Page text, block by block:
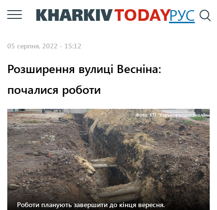
Перейти
до
РУС
05 серпня, 2022 - 15:12
Розширення вулиці Весніна:
почалися роботи
Фото: КП "Харьковводоканал"
Роботи планують завершити до кінця вересня.